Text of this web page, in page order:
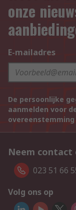
onze
E-mailadres
De persoonlijke
aanmelden voor
Neem contact
023 51 66
Volg ons op